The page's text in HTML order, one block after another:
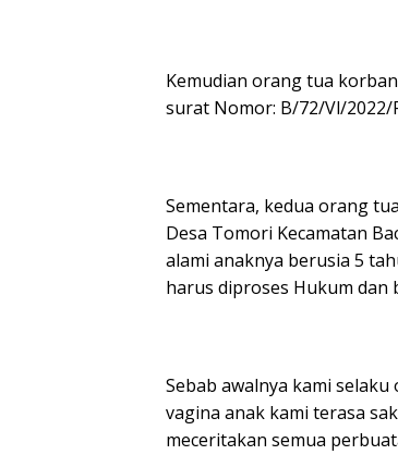
Kemudian orang tua
surat Nomor: B/72/Vl/2022/
Sementara, kedua orang
Desa Tomori Kecamatan
alami anaknya berusia 5
harus diproses Hukum dan
Sebab awalnya kami
vagina anak kami terasa
meceritakan semua